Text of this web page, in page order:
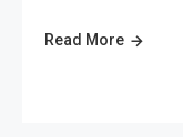
Read More